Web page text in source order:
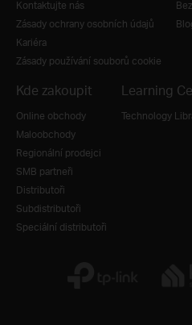
Kontaktujte nás
Zásady ochrany osobních údajů
Kariéra
Zásady používání souborů cookie
Kde zakoupit
Online obchody
Maloobchody
Regionální prodejci
SMB partneři
Distributoři
Subdistributoři
Speciální distributoři
Learning
Technology